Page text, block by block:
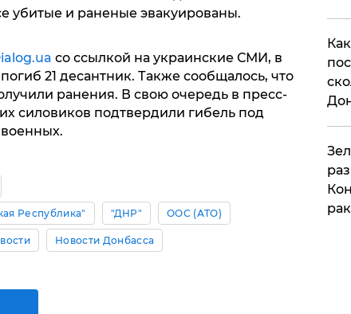
убитые и раненые эвакуированы.
со ссылкой на украинские СМИ, в
21 десантник. Также сообщалось, что
ранения. В свою очередь в пресс-
силовиков подтвердили гибель под
Республика" "ДНР" ООС (АТО)
Новости Донбасса